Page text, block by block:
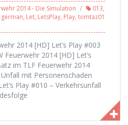
2014 - Die Simulation 013,
german, Let, LetsPlay, Play, tomtaz01
2014 [HD] Let’s Play #003
Feuerwehr 2014 [HD] Let’s
im TLF Feuerwehr 2014
mit Personenschaden
Play #010 – Verkehrsunfall